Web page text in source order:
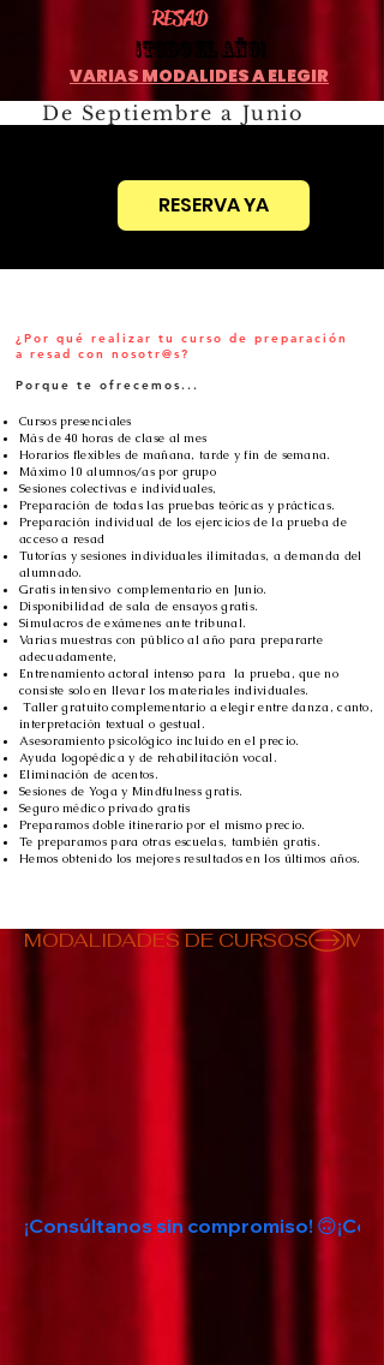
RESAD
¡Todo el año!
VARIAS MODALIDES A ELEGIR
De Septiembre a Junio
RESERVA YA
¿Por qué realizar tu curso de preparación
a resad con nosotr@s?
Porque te ofrecemos...
Cursos presenciales
Más de 40 horas de clase al mes
Horarios flexibles de mañana, tarde y fin de semana.
Máximo 10 alumnos/as por grupo
Sesiones colectivas e individuales,
Preparación de todas las pruebas teóricas y prácticas.
Preparación individual de los ejercicios de la prueba de
acceso a resad
Tutorías y sesiones individuales ilimitadas, a demanda del
alumnado.
Gratis intensivo complementario en Junio.
Disponibilidad de sala de ensayos gratis.
Simulacros de exámenes ante tribunal.
Varias muestras con público al año para prepararte
adecuadamente,
Entrenamiento actoral intenso para la prueba, que no
consiste solo en llevar los materiales individuales.
Taller gratuito complementario a elegir entre danza, canto,
interpretación textual o gestual.
Asesoramiento psicológico incluido en el precio.
Ayuda logopédica y de rehabilitación vocal.
Eliminación de acentos.
Sesiones de Yoga y Mindfulness gratis.
Seguro médico privado gratis
Preparamos doble itinerario por el mismo precio.
Te preparamos para otras escuelas, también gratis.
Hemos obtenido los mejores resultados en los últimos años.
MODALIDADES DE CURSOS
¡Consúltanos sin compromiso! 🙃